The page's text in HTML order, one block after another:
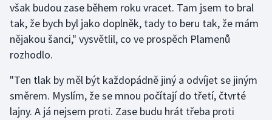
však budou zase během roku vracet. Tam jsem to bral
tak, že bych byl jako doplněk, tady to beru tak, že mám
nějakou šanci," vysvětlil, co ve prospěch Plamenů
rozhodlo.
"Ten tlak by měl být každopádně jiný a odvíjet se jiným
směrem. Myslím, že se mnou počítají do třetí, čtvrté
lajny. A já nejsem proti. Zase budu hrát třeba proti